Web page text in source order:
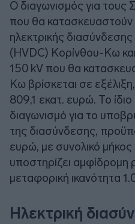
Ο διαγωνισμός για
που θα
ηλεκτρικής
(HVDC) Κορίνθου-Κω
150 kV που θα
Κω βρίσκεται σε
809,1 εκατ. ευρώ. Το ίδιο
διαγωνισμό για το
της διασύνδεσης,
ευρώ, με συνολικό
υποστηρίζει αμφίδρομη
μεταφορική ικανότητα
Ηλεκτρική